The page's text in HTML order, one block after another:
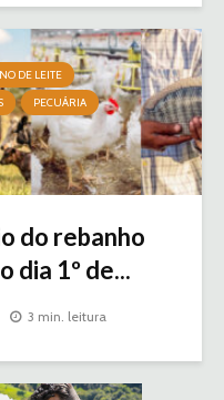
DE LEITE
PECUÁRIA
do rebanho
dia 1º de...
3 min. leitura